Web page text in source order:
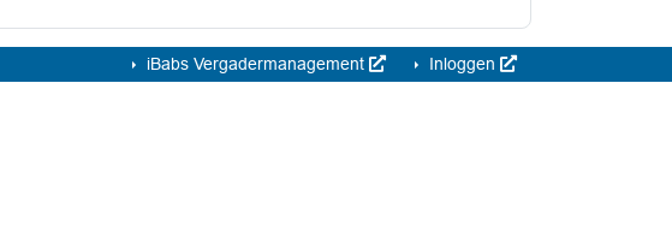
iBabs Vergadermanagement Inloggen